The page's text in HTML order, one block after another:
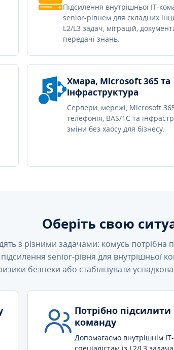
Підсилення внутрішньої IT-
senior-рівнем для складних
L2/L3 задач, міграцій,
передачі знань.
Хмара, Microsoft 365 та
інфраструктура
Сервери, мережі, Microsoft
телефонія, BAS/1C та
зміни без хаосу для бізнесу.
Оберіть свою
з різними задачами: комусь потрібна
підсилення senior-рівня для внутрішньої
безпеки або стабілізувати
Потрібно підсилити
команду
Допомагаємо внутрішнім IT-